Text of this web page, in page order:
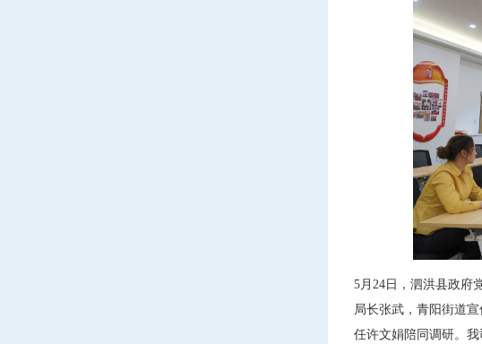
5月24日，泗洪县政府
局长张武，青阳街道
任许文娟陪同调研。